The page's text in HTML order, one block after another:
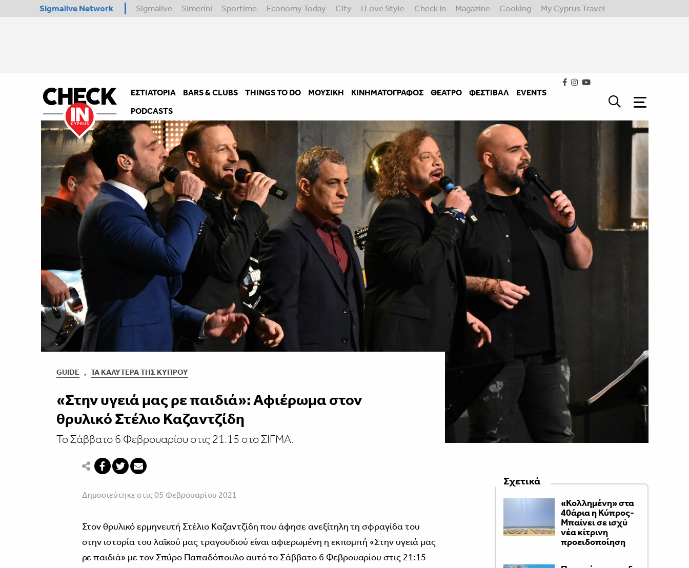
Sigmalive Network Sigmalive Simerini Sportime Economy Today City I Love Style Check In Magazine Cooking My Cyprus Travel
ΕΣΤΙΑΤΌΡΙΑ BARS & CLUBS THINGS TO DO ΜΟΥΣΙΚΉ ΚΙΝΗΜΑΤΟΓΡΆΦΟΣ ΘΈΑΤΡΟ ΦΕΣΤΙΒΑΛ
EVENTS
PODCASTS
GUIDE , ΤΑ ΚΑΛΎΤΕΡΑ ΤΗΣ ΚΎΠΡΟΥ
«Στην υγειά μας ρε παιδιά»: Αφιέρωμα στον
θρυλικό Στέλιο Καζαντζίδη
Το Σάββατο 6 Φεβρουαρίου στις 21:15 στο ΣΙΓΜΑ.
Δημοσιεύτηκε στις 05 Φεβρουαρίου 2021
Στον θρυλικό ερμηνευτή Στέλιο Καζαντζίδη που άφησε ανεξίτηλη τη σφραγίδα του
στην ιστορία του λαϊκού μας τραγουδιού είναι αφιερωμένη η εκπομπή «Στην υγειά μας
ρε παιδιά» με τον Σπύρο Παπαδόπουλο αυτό το Σάββατο 6 Φεβρουαρίου στις 21:15
Σχετικά
«Κολλημένη» στα
40άρια η Κύπρος-
Μπαίνει σε ισχύ
νέα κίτρινη
προειδοποίηση